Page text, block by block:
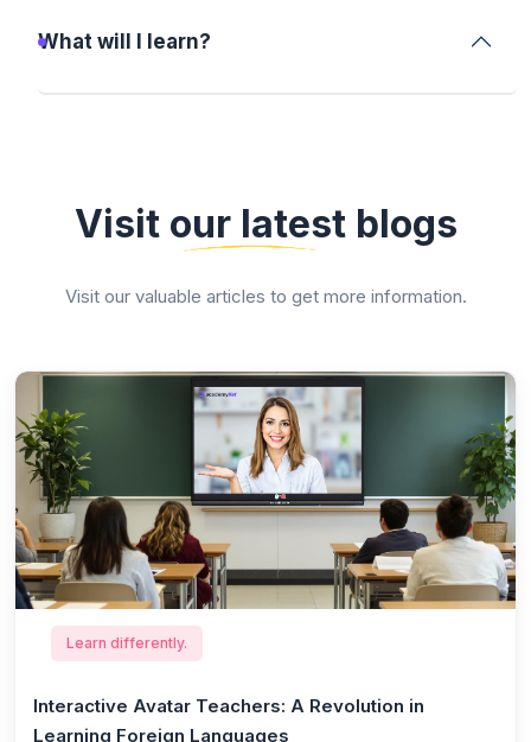
What will I learn?
Visit our latest blogs
Visit our valuable articles to get more information.
Learn differently.
Interactive Avatar Teachers: A Revolution in
Learning Foreign Languages